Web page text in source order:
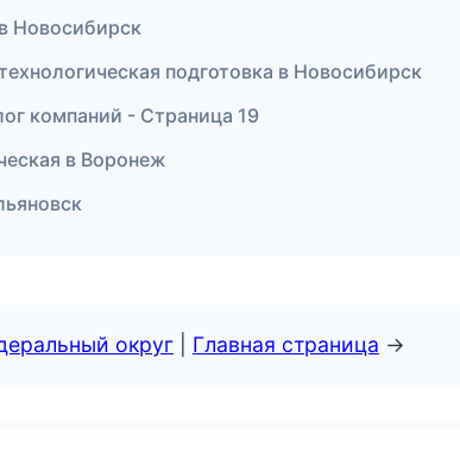
Новосибирск
подготовка в Новосибирск
компаний - Страница 19
в Воронеж
округ Главная страница →